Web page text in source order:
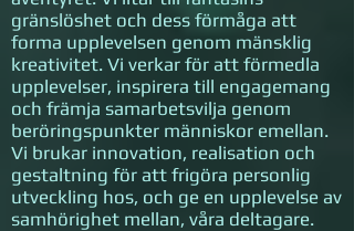
gränslöshet och dess förmåga att
forma upplevelsen genom mänsklig
kreativitet. Vi verkar för att förmedla
upplevelser, inspirera till engagemang
och främja samarbetsvilja genom
beröringspunkter människor emellan.
Vi brukar innovation, realisation och
gestaltning för att frigöra personlig
utveckling hos, och ge en upplevelse av
samhörighet mellan, våra deltagare.